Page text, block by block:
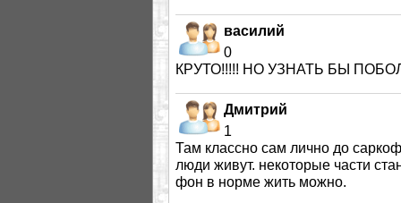
василий
0
КРУТО!!!!! НО УЗНАТЬ БЫ
Дмитрий
1
Там классно сам лично до
люди живут. некоторые части
фон в норме жить можно.